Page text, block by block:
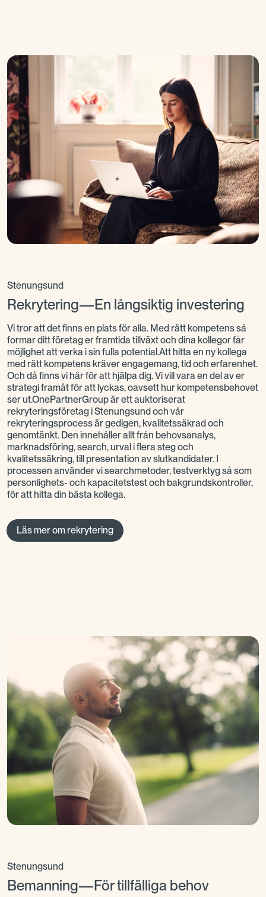
Så påbörjar vi vårt samarbete
För att hitta rätt kollega behöver vi först förstå vad
din verksamhet faktiskt behöver. Därför börjar vi
med ett samtal om rollen, teamet och kompetensen
du söker. Därefter rekommenderar vi ett upplägg
som passar din situation och skapar rätt
förutsättningar för att ni ska hitta er nästa kollega.
Stenungsund
Rekrytering—En långsiktig investering
Vi tror att det finns en plats för alla. Med rätt kompetens så
formar ditt företag er framtida tillväxt och dina kollegor får
möjlighet att verka i sin fulla potential.Att hitta en ny kollega
med rätt kompetens kräver engagemang, tid och erfarenhet.
Och då finns vi här för att hjälpa dig. Vi vill vara en del av er
strategi framåt för att lyckas, oavsett hur kompetensbehovet
ser ut.OnePartnerGroup är ett auktoriserat
rekryteringsföretag i Stenungsund och vår
rekryteringsprocess är gedigen, kvalitetssäkrad och
genomtänkt. Den innehåller allt från behovsanalys,
marknadsföring, search, urval i flera steg och
kvalitetssäkring, till presentation av slutkandidater. I
processen använder vi searchmetoder, testverktyg så som
personlighets- och kapacitetstest och bakgrundskontroller,
för att hitta din bästa kollega.
Läs mer om rekrytering
Stenungsund
Bemanning—För tillfälliga behov